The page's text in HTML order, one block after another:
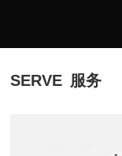
SERVE 服务